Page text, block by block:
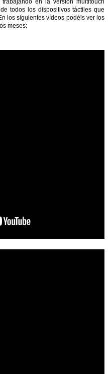
en la versión multitouch
todos los dispositivos táctiles que
los siguientes vídeos podéis ver los
meses: